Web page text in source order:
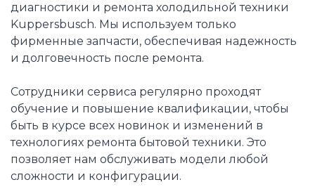
диагностики и ремонта холодильной техники
Kuppersbusch. Мы используем только
фирменные запчасти, обеспечивая надежность
и долговечность после ремонта.
Сотрудники сервиса регулярно проходят
обучение и повышение квалификации, чтобы
быть в курсе всех новинок и изменений в
технологиях ремонта бытовой техники. Это
позволяет нам обслуживать модели любой
сложности и конфигурации.